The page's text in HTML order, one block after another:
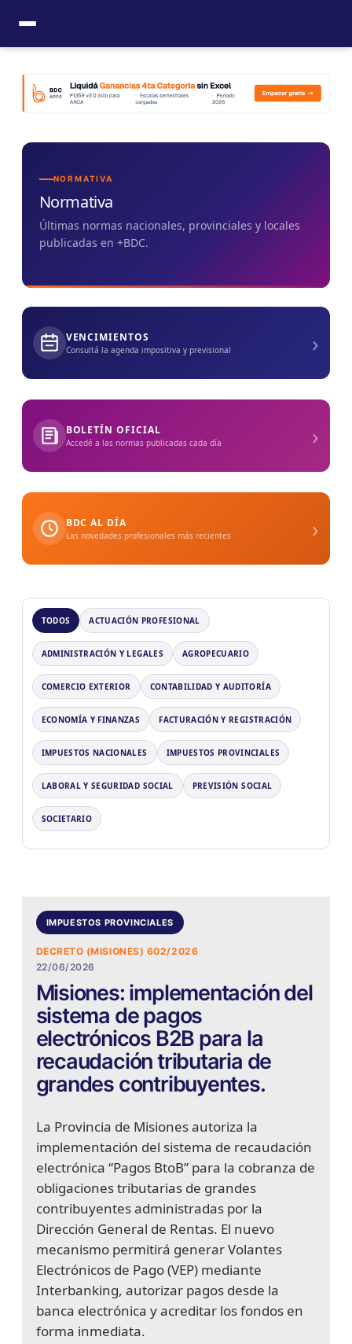
contenido
NORMATIVA
Normativa
Últimas normas nacionales, provinciales y locales
publicadas en +BDC.
VENCIMIENTOS
Consultá la agenda impositiva y previsional ›
BOLETÍN OFICIAL
Accedé a las normas publicadas cada día ›
BDC AL DÍA
Las novedades profesionales más recientes ›
TODOS ACTUACIÓN PROFESIONAL
ADMINISTRACIÓN Y LEGALES AGROPECUARIO
COMERCIO EXTERIOR CONTABILIDAD Y AUDITORÍA
ECONOMÍA Y FINANZAS FACTURACIÓN Y REGISTRACIÓN
IMPUESTOS NACIONALES IMPUESTOS PROVINCIALES
LABORAL Y SEGURIDAD SOCIAL PREVISIÓN SOCIAL
SOCIETARIO
IMPUESTOS PROVINCIALES
DECRETO (MISIONES) 602/2026
22/06/2026
Misiones: implementación del
sistema de pagos
electrónicos B2B para la
recaudación tributaria de
grandes contribuyentes.
La Provincia de Misiones autoriza la
implementación del sistema de recaudación
electrónica “Pagos BtoB” para la cobranza de
obligaciones tributarias de grandes
contribuyentes administradas por la
Dirección General de Rentas. El nuevo
mecanismo permitirá generar Volantes
Electrónicos de Pago (VEP) mediante
Interbanking, autorizar pagos desde la
banca electrónica y acreditar los fondos en
forma inmediata.